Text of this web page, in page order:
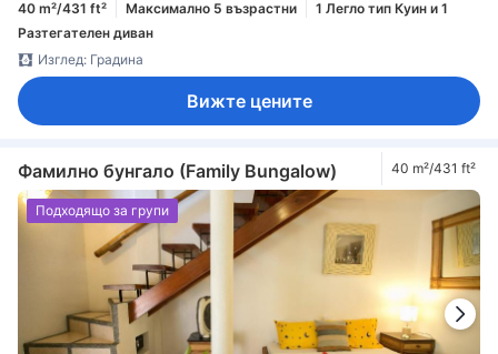
40 m²/431 ft² Максимално 5 възрастни
1 Легло тип Куин и 1
Разтегателен диван
Изглед: Градина
Вижте цените
Фамилно бунгало (Family Bungalow) 40 m²/431 ft²
Подходящо за групи